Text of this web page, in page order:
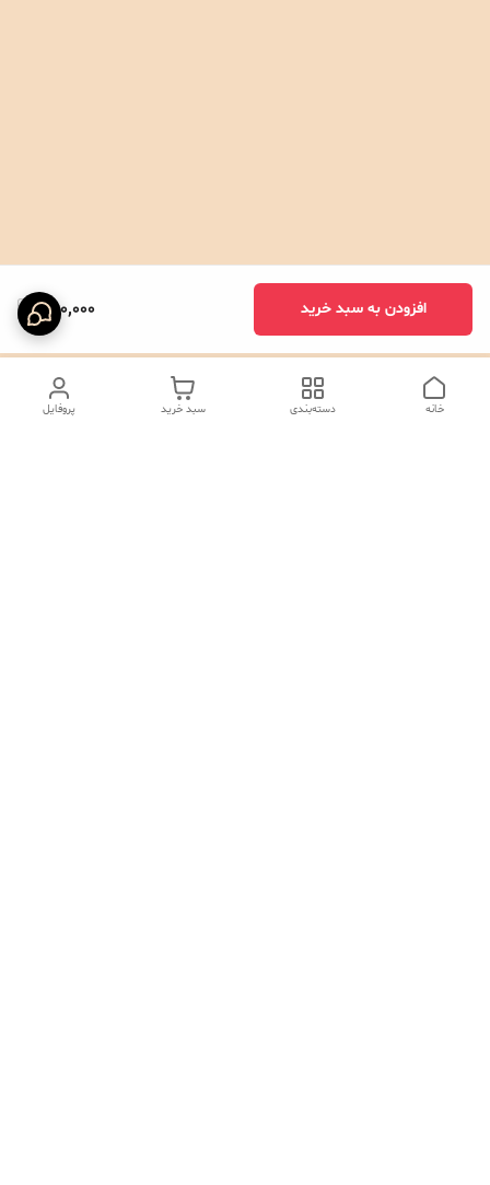
390,000 افزودن به سبد خرید
پروفایل سبد خرید دسته‌بندی خانه